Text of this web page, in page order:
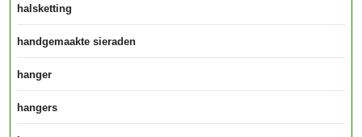
halsketting
handgemaakte sieraden
hanger
hangers